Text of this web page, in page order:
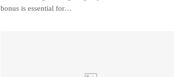
bonus is essential for…